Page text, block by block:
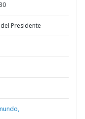
Presidente